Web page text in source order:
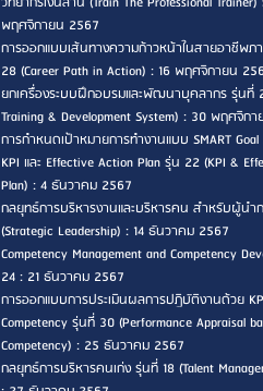
พฤศจิกายน 2567
การออกแบบเส้นทางความก้าวหน้าในสายอาชีพ
28 (Career Path in Action) : 16 พฤศจิกายน
ยกเครื่องระบบฝึกอบรมและพัฒนาบุคลากร รุ่นที่
Training & Development System) : 30 พฤศจิก
การกำหนดเป้าหมายการทำงานแบบ SMART
KPI และ Effective Action Plan รุ่น 22 (KPI &
Plan) : 4 ธันวาคม 2567
กลยุทธ์การบริหารงานและบริหารคน สำหรับผู้น
(Strategic Leadership) : 14 ธันวาคม 2567
Competency Management and Competency
24 : 21 ธันวาคม 2567
การออกแบบการประเมินผลการปฏิบัติงานด้วย
Competency รุ่นที่ 30 (Performance Appraisal
Competency) : 25 ธันวาคม 2567
กลยุทธ์การบริหารคนเก่ง รุ่นที่ 18 (Talent